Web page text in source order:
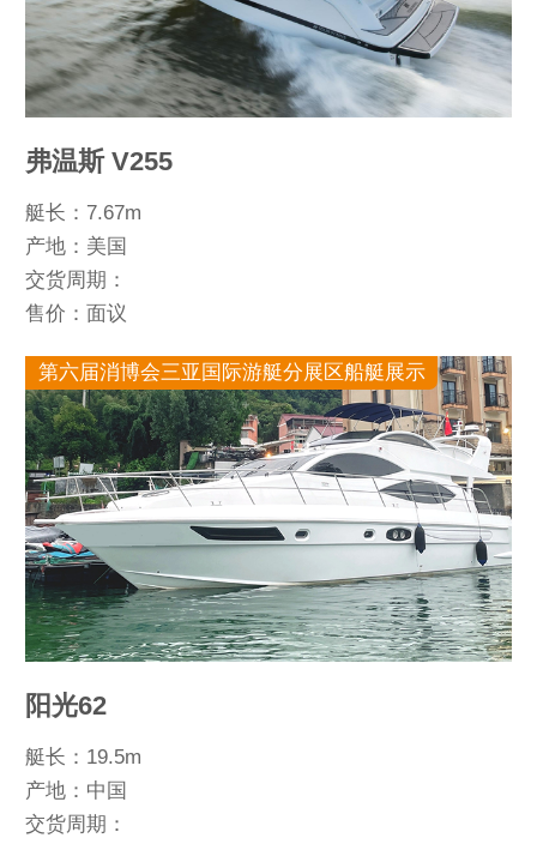
弗温斯 V255
艇长：7.67m
产地：美国
交货周期：
售价：面议
第六届消博会三亚国际游艇分展区船艇展示
阳光62
艇长：19.5m
产地：中国
交货周期：